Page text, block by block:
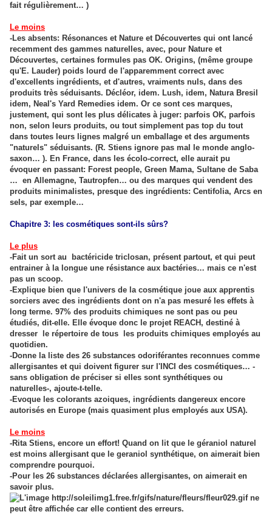
fait régulièrement… )
Le moins
-Les absents: Résonances et Nature et Découvertes qui ont lancé
recemment des gammes naturelles, avec, pour Nature et
Découvertes, certaines formules pas OK. Origins, (même groupe
qu'E. Lauder) poids lourd de l'apparemment correct avec
d'excellents ingrédients, et d'autres, vraiments nuls, dans des
produits très séduisants. Décléor, idem. Lush, idem, Natura Bresil
idem, Neal's Yard Remedies idem. Or ce sont ces marques,
justement, qui sont les plus délicates à juger: parfois OK, parfois
non, selon leurs produits, ou tout simplement pas top du tout
dans toutes leurs lignes malgré un emballage et des arguments
"naturels" séduisants. (R. Stiens ignore pas mal le monde anglo-
saxon… ). En France, dans les écolo-correct, elle aurait pu
évoquer en passant: Forest people, Green Mama, Sultane de Saba
… en Allemagne, Tautropfen… ou des marques qui vendent des
produits minimalistes, presque des ingrédients: Centifolia, Arcs en
sels, par exemple…
Chapitre 3: les cosmétiques sont-ils sûrs?
Le plus
-Fait un sort au bactéricide triclosan, présent partout, et qui peut
entrainer à la longue une résistance aux bactéries… mais ce n'est
pas un scoop.
-Explique bien que l'univers de la cosmétique joue aux apprentis
sorciers avec des ingrédients dont on n'a pas mesuré les effets à
long terme. 97% des produits chimiques ne sont pas ou peu
étudiés, dit-elle. Elle évoque donc le projet REACH, destiné à
dresser le répertoire de tous les produits chimiques employés au
quotidien.
-Donne la liste des 26 substances odoriférantes reconnues comme
allergisantes et qui doivent figurer sur l'INCI des cosmétiques… -
sans obligation de préciser si elles sont synthétiques ou
naturelles-, ajoute-t-telle.
-Evoque les colorants azoiques, ingrédients dangereux encore
autorisés en Europe (mais quasiment plus employés aux USA).
Le moins
-Rita Stiens, encore un effort! Quand on lit que le géraniol naturel
est moins allergisant que le geraniol synthétique, on aimerait bien
comprendre pourquoi.
-Pour les 26 substances déclarées allergisantes, on aimerait en
savoir plus.